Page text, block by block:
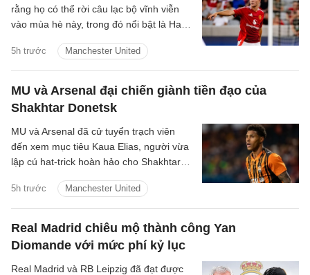
5h trước Manchester United
rằng họ có thể rời câu lạc bộ vĩnh viễn
vào mùa hè này, trong đó nổi bật là Harry
MU và Arsenal đại chiến giành tiền đạo của
Shakhtar Donetsk
5h trước Manchester United
MU và Arsenal đã cử tuyển trạch viên
đến xem mục tiêu Kaua Elias, người vừa
lập cú hat-trick hoàn hảo cho Shakhtar
Real Madrid chiêu mộ thành công Yan
Diomande với mức phí kỷ lục
Real Madrid và RB Leipzig đã đạt được